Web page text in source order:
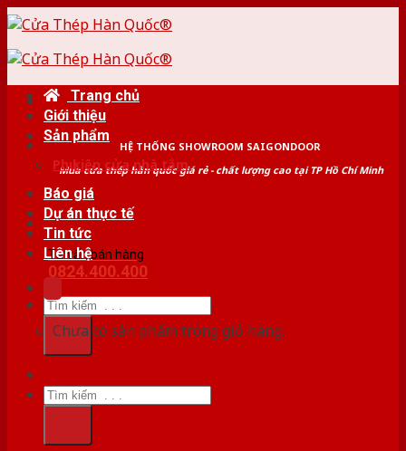
Skip
content
HỆ THỐNG SHOWROOM SAIGONDOOR
Mua cửa thép hàn quốc giá rẻ - chất lượng cao tại TP Hồ Chí Minh
Tư vấn bán hàng
0824.400.400
Tìm
kiếm:
Trang chủ
Giới thiệu
Sản phẩm
Phụ kiện cửa nhà tắm
Báo giá
Dự án thực tế
Tin tức
Liên hệ
Chưa có sản phẩm trong giỏ hàng.
Tìm
kiếm: